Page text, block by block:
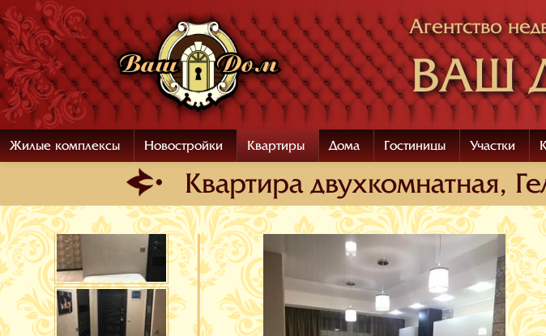
Агентство
ВАШ
Жилые комплексы Новостройки Квартиры Дома Гостиницы Участки
Квартира двухкомнатная,